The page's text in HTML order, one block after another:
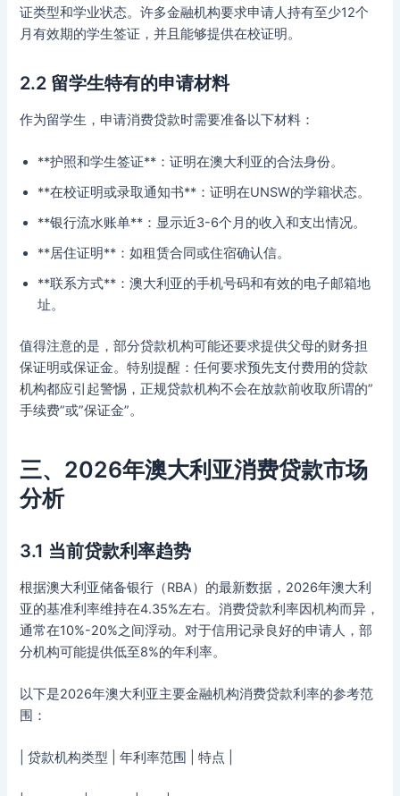
证类型和学业状态。许多金融机构要求申请人持有至少12个
月有效期的学生签证，并且能够提供在校证明。
2.2 留学生特有的申请材料
作为留学生，申请消费贷款时需要准备以下材料：
**护照和学生签证**：证明在澳大利亚的合法身份。
**在校证明或录取通知书**：证明在UNSW的学籍状态。
**银行流水账单**：显示近3-6个月的收入和支出情况。
**居住证明**：如租赁合同或住宿确认信。
**联系方式**：澳大利亚的手机号码和有效的电子邮箱地
址。
值得注意的是，部分贷款机构可能还要求提供父母的财务担
保证明或保证金。特别提醒：任何要求预先支付费用的贷款
机构都应引起警惕，正规贷款机构不会在放款前收取所谓的”
手续费”或”保证金”。
三、2026年澳大利亚消费贷款市场
分析
3.1 当前贷款利率趋势
根据澳大利亚储备银行（RBA）的最新数据，2026年澳大利
亚的基准利率维持在4.35%左右。消费贷款利率因机构而异，
通常在10%-20%之间浮动。对于信用记录良好的申请人，部
分机构可能提供低至8%的年利率。
以下是2026年澳大利亚主要金融机构消费贷款利率的参考范
围：
| 贷款机构类型 | 年利率范围 | 特点 |